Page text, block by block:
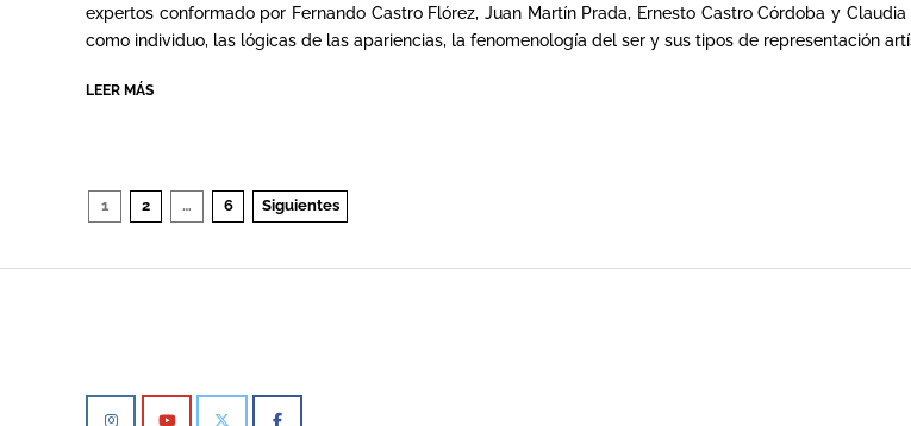
expertos conformado por Fernando Castro Flórez, Juan Martín Prada, Ernesto Castro Córdoba y
como individuo, las lógicas de las apariencias, la fenomenología del ser y sus tipos de representación
LEER MÁS
Paginación
1 2 … 6 Siguientes